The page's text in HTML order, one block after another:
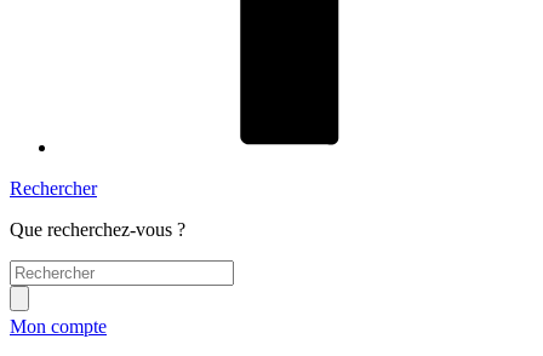
Rechercher
Que recherchez-vous ?
Mon compte